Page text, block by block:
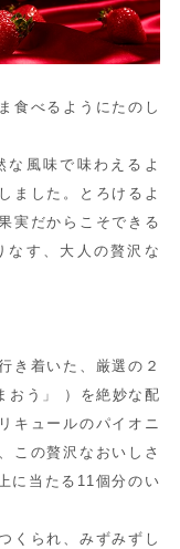
食べるようにたのし
な風味で味わえるよ
ました。とろけるよ
実だからこそできる
なす、大人の贅沢な
き着いた、厳選の２
おう」 ）を絶妙な配
キュールのパイオニ
この贅沢なおいしさ
に当たる11個分のい
くられ、みずみずし